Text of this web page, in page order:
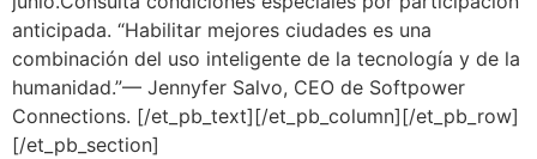
anticipada. “Habilitar mejores ciudades es una
combinación del uso inteligente de la tecnología y de la
humanidad.”— Jennyfer Salvo, CEO de Softpower
Connections. [/et_pb_text][/et_pb_column][/et_pb_row]
[/et_pb_section]